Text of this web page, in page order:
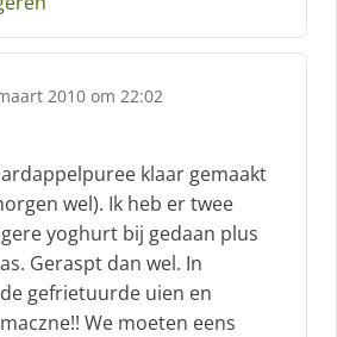
2010 om 22:02
klaar gemaakt
wel). Ik heb er twee
yoghurt bij gedaan plus
Geraspt dan wel. In
gefrietuurde uien en
We moeten eens